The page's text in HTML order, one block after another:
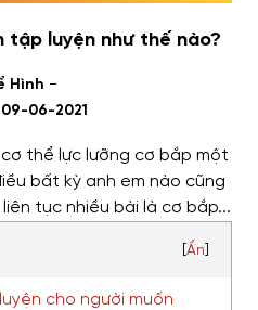
tập luyện như thế nào?
Hình -
09-06-2021
Ẩn
cho người muốn